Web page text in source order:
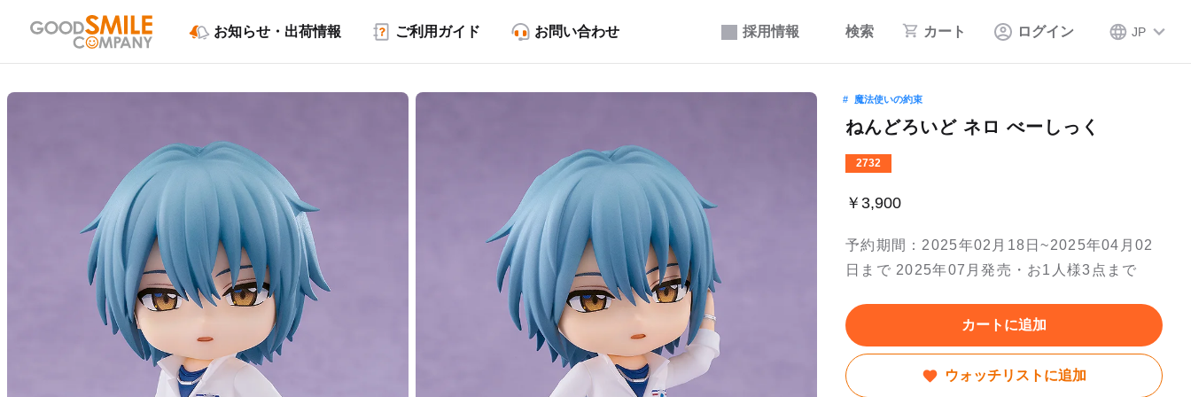
採用情報 検索 カート ログイン JP
お知らせ・出荷情報 ご利用ガイド お問い合わせ
魔法使いの約束
ねんどろいど ネロ べーしっく
2732
￥3,900
予約期間：2025年02月18日~2025年04月02
日まで 2025年07月発売・お1人様3点まで
カートに追加
ウォッチリストに追加